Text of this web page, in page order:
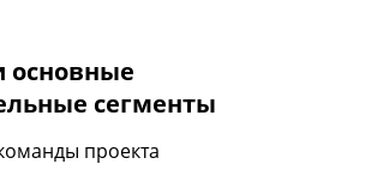
основные
сегменты
проекта